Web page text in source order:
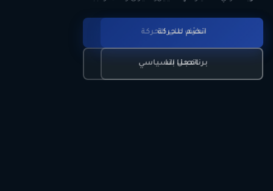
تعرّف على الحركة
برنامجنا السياسي
انضم للحركة
اتصل بنا